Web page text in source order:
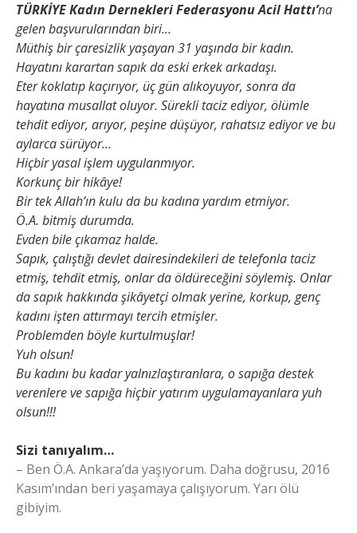
TÜRKİYE Kadın Dernekleri Federasyonu Acil Hattı’na
gelen başvurularından biri…
Müthiş bir çaresizlik yaşayan 31 yaşında bir kadın.
Hayatını karartan sapık da eski erkek arkadaşı.
Eter koklatıp kaçırıyor, üç gün alıkoyuyor, sonra da
hayatına musallat oluyor. Sürekli taciz ediyor, ölümle
tehdit ediyor, arıyor, peşine düşüyor, rahatsız ediyor ve bu
aylarca sürüyor…
Hiçbir yasal işlem uygulanmıyor.
Korkunç bir hikâye!
Bir tek Allah’ın kulu da bu kadına yardım etmiyor.
Ö.A. bitmiş durumda.
Evden bile çıkamaz halde.
Sapık, çalıştığı devlet dairesindekileri de telefonla taciz
etmiş, tehdit etmiş, onlar da öldüreceğini söylemiş. Onlar
da sapık hakkında şikâyetçi olmak yerine, korkup, genç
kadını işten attırmayı tercih etmişler.
Problemden böyle kurtulmuşlar!
Yuh olsun!
Bu kadını bu kadar yalnızlaştıranlara, o sapığa destek
verenlere ve sapığa hiçbir yatırım uygulamayanlara yuh
olsun!!!
Sizi tanıyalım…
– Ben Ö.A. Ankara’da yaşıyorum. Daha doğrusu, 2016
Kasım’ından beri yaşamaya çalışıyorum. Yarı ölü
gibiyim.